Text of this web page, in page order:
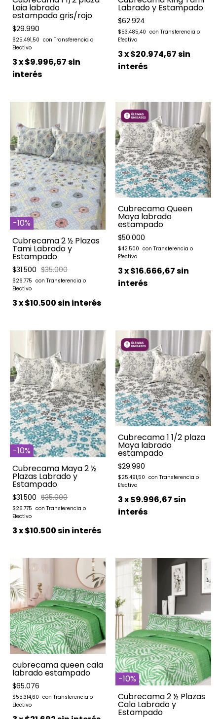
Laia labrado
estampado gris/rojo
$29.990
$25.491,50
3x$9.996,67sin
interés
Labrado y Estampado
$62.924
$53.485,40
3x$20.974,67sin
interés
-10%
Cubrecama 2 ½ Plazas
Tami Labrado y
Estampado
$31.500 $35.000
$26.775
3x$10.500sin interés
Cubrecama Queen
Maya labrado
estampado
$50.000
$42.500
3x$16.666,67sin
interés
-10%
Cubrecama Maya 2 ½
Plazas Labrado y
Estampado
$31.500 $35.000
$26.775
3x$10.500sin interés
Cubrecama 1 1/2 plaza
Maya labrado
estampado
$29.990
$25.491,50
3x$9.996,67sin
interés
cubrecama queen cala
labrado estampado
$65.076
$55.314,60
-10%
Cubrecama 2 ½ Plazas
Cala Labrado y
Estampado